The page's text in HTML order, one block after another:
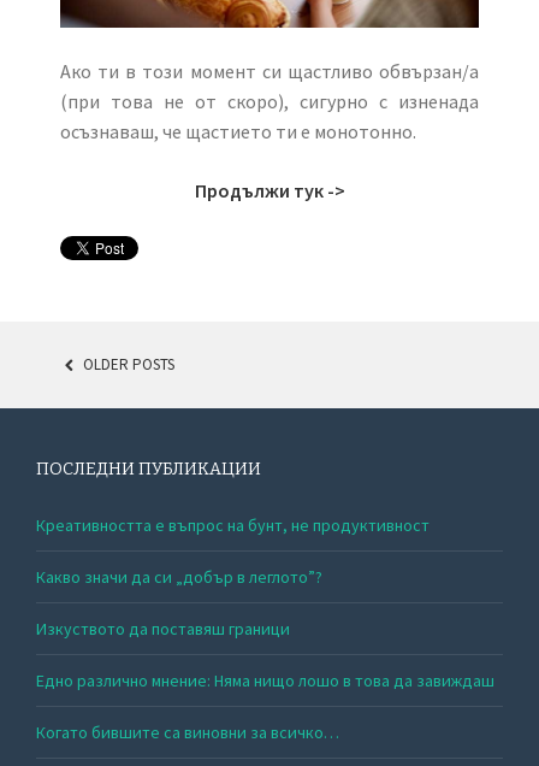
Ако ти в този момент си щастливо обвързан/а
(при това не от скоро), сигурно с изненада
осъзнаваш, че щастието ти е монотонно.
Продължи тук ->
POSTS NAVIGATION
OLDER POSTS
ПОСЛЕДНИ ПУБЛИКАЦИИ
Креативността е въпрос на бунт, не продуктивност
Какво значи да си „добър в леглото”?
Изкуството да поставяш граници
Едно различно мнение: Няма нищо лошо в това да завиждаш
Когато бившите са виновни за всичко…